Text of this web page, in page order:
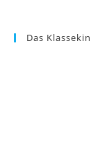
Das